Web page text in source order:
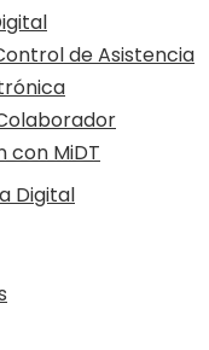
de Asistencia
con MiDT
Digital